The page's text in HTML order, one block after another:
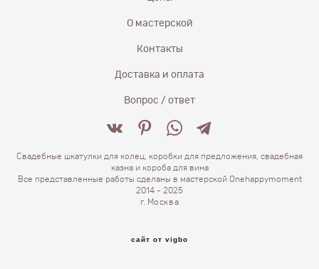
О мастерской
Контакты
Доставка и оплата
Вопрос / ответ
Свадебные шкатулки для колец, коробки для предложения, свадебная
казна и короба для вина
Все представленные работы сделаны в мастерской Onehappymoment
2014 - 2025
г. Москва
сайт от vigbo